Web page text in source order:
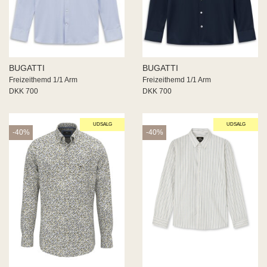
JDY
BUGATTI
Freizeithemd 1/1 Arm
DKK 700
BUGATTI
Freizeithemd 1/1 Arm
DKK 700
UDSALG
-40%
UDSALG
-40%